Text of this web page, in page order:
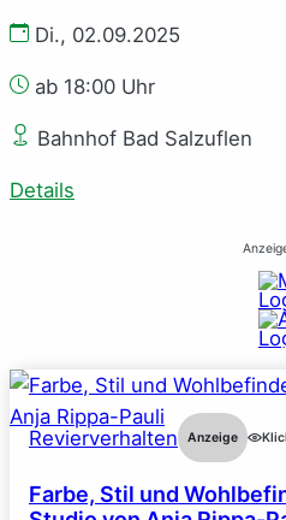
Di., 02.09.2025
ab 18:00 Uhr
Bahnhof Bad Salzuflen
Details
Revierverhalten Anzeige
Farbe, Stil und